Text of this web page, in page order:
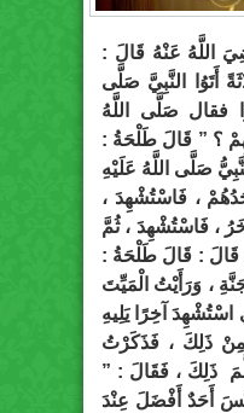
اللَّهُ عَنْهُ قَالَ :
أَتَوُا النَّبِيَّ صَلَّى
فقال صَلَّى اللَّهُ
؟ ” قَالَ طَلْحَةُ :
صَلَّى اللَّهُ عَلَيْهِ
، فَاسْتُشْهِدَ ،
، فَاسْتُشْهِدَ ، ثُمَّ
قَالَ : قَالَ طَلْحَةُ :
، وَرَأَيْتُ الْمَيِّتَ
آخِرًا يَلِيهِ
مِنْ ذَلِكَ ، فَذَكَرْتُ
ذَلِكَ ، فَقَالَ : ”
أَحَدٌ أَفْضَلَ عِنْدَ